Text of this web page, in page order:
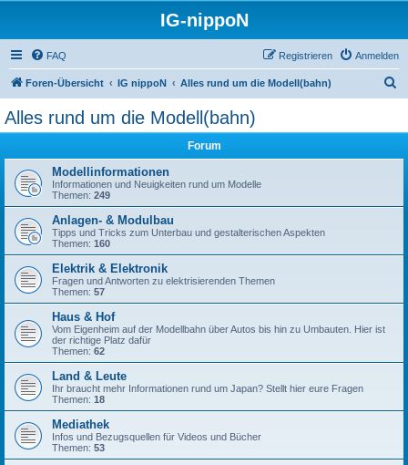
IG-nippoN
FAQ Anmelden
Registrieren
Foren-Übersicht IG nippoN Alles rund um die Modell(bahn)
Alles rund um die Modell(bahn)
Forum
Modellinformationen
Informationen und Neuigkeiten rund um Modelle
Themen: 249
Anlagen- & Modulbau
Tipps und Tricks zum Unterbau und gestalterischen Aspekten
Themen: 160
Elektrik & Elektronik
Fragen und Antworten zu elektrisierenden Themen
Themen: 57
Haus & Hof
Vom Eigenheim auf der Modellbahn über Autos bis hin zu Umbauten. Hier ist
der richtige Platz dafür
Themen: 62
Land & Leute
Ihr braucht mehr Informationen rund um Japan? Stellt hier eure Fragen
Themen: 18
Mediathek
Infos und Bezugsquellen für Videos und Bücher
Themen: 53